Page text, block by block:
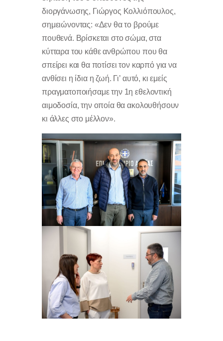
διοργάνωσης, Γιώργος Κολλιόπουλος,
σημειώνοντας: «Δεν θα το βρούμε
πουθενά. Βρίσκεται στο σώμα, στα
κύτταρα του κάθε ανθρώπου που θα
σπείρει και θα ποτίσει τον καρπό για να
ανθίσει η ίδια η ζωή. Γι’ αυτό, κι εμείς
πραγματοποιήσαμε την 1η εθελοντική
αιμοδοσία, την οποία θα ακολουθήσουν
κι άλλες στο μέλλον».